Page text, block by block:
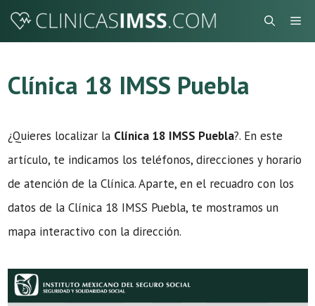
Saltar
Clínica 18 IMSS Puebla
¿Quieres localizar la Clínica 18 IMSS Puebla?. En este
artículo, te indicamos los teléfonos, direcciones y horario
de atención de la Clínica. Aparte, en el recuadro con los
datos de la Clínica 18 IMSS Puebla, te mostramos un
mapa interactivo con la dirección.